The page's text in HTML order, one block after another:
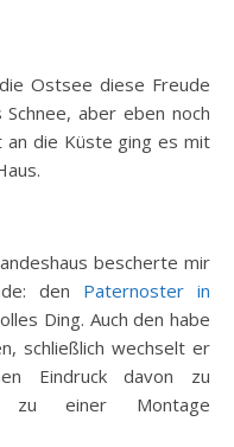
Ostsee diese Freude
aber eben noch
die Küste ging es mit
bescherte mir
den Paternoster in
Ding. Auch den habe
schließlich wechselt er
Eindruck davon zu
einer Montage